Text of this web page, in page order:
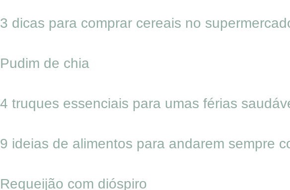
3 dicas para comprar cereais no
Pudim de chia
4 truques essenciais para umas férias
9 ideias de alimentos para andarem sempre
Requeijão com dióspiro